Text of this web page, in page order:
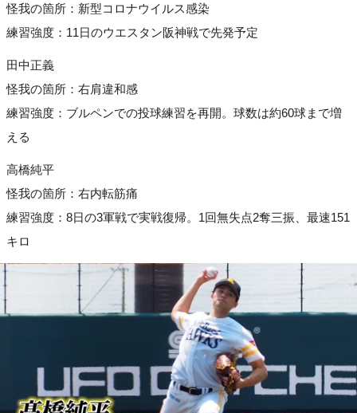
怪我の箇所：新型コロナウイルス感染
練習強度：11日のウエスタン阪神戦で先発予定
田中正義
怪我の箇所：右肩違和感
練習強度：ブルペンでの投球練習を再開。球数は約60球まで増
える
高橋純平
怪我の箇所：右内転筋痛
練習強度：8日の3軍戦で実戦復帰。1回無失点2奪三振、最速151
キロ